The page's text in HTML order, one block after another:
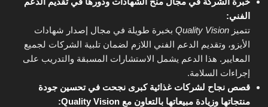
الفني:
تتميز Quality Vision بخبرة طويلة في مجال إصدار شهادات
الأيزو، وتقديم الدعم الفني اللازم لضمان تلبية الشركات لجميع
المعايير. هذا الدعم يشمل الاستشارات المسبقة والتدريب على
إجراءات السلامة.
قصص نجاح لشركات غذائية كبرى نجحت في تحسين جودة
منتجاتها وزيادة مبيعاتها بالتعاون مع Quality Vision: